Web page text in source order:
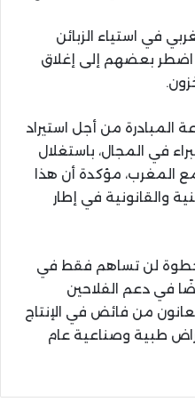
في استياء الزبائن
بعضهم إلى إغلاق
المبادرة من أجل استيراد
في المجال، باستغلال
المغرب، مؤكدة أن هذا
والقانونية في إطار
لن تساهم فقط في
في دعم الفلاحين
من فائض في الإنتاج
طبية وصناعية عام